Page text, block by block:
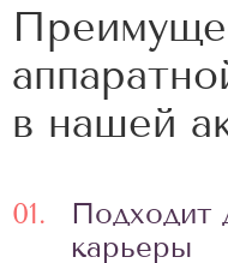
в нашей
01.
Подходит
карьеры